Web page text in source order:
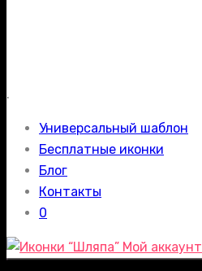
.
Универсальный шаблон
Бесплатные иконки
Блог
Контакты
0
Мой аккаунт